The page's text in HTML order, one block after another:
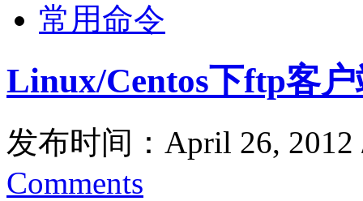
常用命令
Linux/Centos下ftp客
发布时间：April 26,
Comments